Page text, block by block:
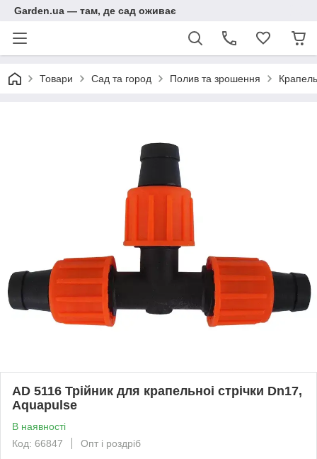
Garden.ua — там, де сад оживає
Товари Сад та город Полив та зрошення
AD 5116 Трійник для крапельноі стрічки Dn17,
Aquapulse
В наявності
Код: 66847
Опт і роздріб